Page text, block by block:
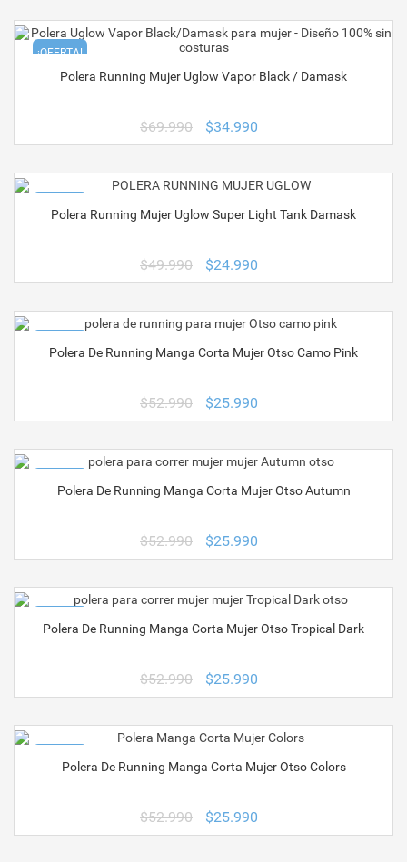
era:
$169.990.
es:
$99.990.
¡OFERTA!
Polera Running Mujer Uglow Vapor Black / Damask
$69.990
El
precio
era:
$69.990.
$34.990
precio
es:
$34.990.
Polera Running Mujer Uglow Super Light Tank Damask
$49.990
El
precio
era:
$49.990.
$24.990
precio
es:
$24.990.
Polera De Running Manga Corta Mujer Otso Camo Pink
$52.990
El
precio
era:
$52.990.
$25.990
precio
es:
$25.990.
Polera De Running Manga Corta Mujer Otso Autumn
$52.990
El
precio
era:
$52.990.
$25.990
precio
es:
$25.990.
Polera De Running Manga Corta Mujer Otso Tropical Dark
$52.990
El
precio
era:
$52.990.
$25.990
precio
es:
$25.990.
Polera De Running Manga Corta Mujer Otso Colors
$52.990
El
precio
$25.990
precio